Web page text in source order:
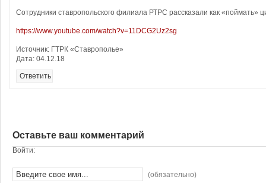
Сотрудники ставропольского филиала РТРС рассказали как «поймать»
https://www.youtube.com/watch?v=11DCG2Uz2sg
Источник: ГТРК «Ставрополье»
Дата: 04.12.18
Ответить
Оставьте ваш комментарий
Войти:
(обязательно)